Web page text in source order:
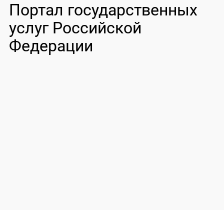
Портал государственных
услуг Российской
Федерации